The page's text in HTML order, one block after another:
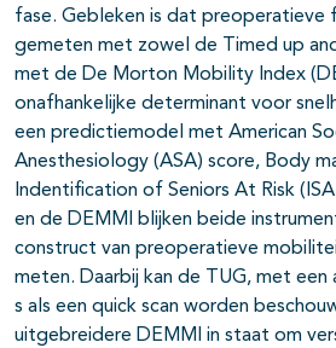
fase. Gebleken is dat
gemeten met zowel de Timed up
met de De Morton Mobility Index
onafhankelijke determinant voor
een predictiemodel met American
Anesthesiology (ASA) score, Body
Indentification of Seniors At Risk
en de DEMMI blijken beide
construct van preoperatieve
meten. Daarbij kan de TUG, met
s als een quick scan worden
uitgebreidere DEMMI in staat om